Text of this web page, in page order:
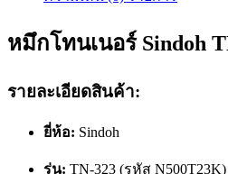
หมึกโทนเนอร์ Sindoh
รายละเอียดสินค้า:
ยี่ห้อ: Sindoh
รุ่น: TN-323 (รหัส N500T23K)